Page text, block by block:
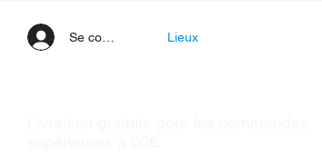
Se connecter Lieux